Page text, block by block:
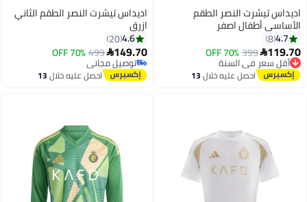
اديداس تيشرت النصر الطقم
الأساسي أطفال اصفر
4.7
8
119.70
399
70% OFF
أقل سعر في السنة
توصيل مجاني
أقل سعر في السنة
احصل عليه خلال13
اديداس تيشرت النصر الطقم الثاني
ازرق
4.6
20
149.70
499
70% OFF
توصيل مجاني
توصيل مجانياحصل عليه خلال13